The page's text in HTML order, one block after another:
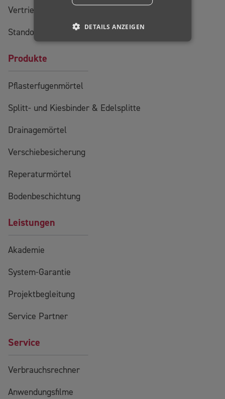
Vertriebsteam
Standorte
Produkte
Pflasterfugenmörtel
Splitt- und Kiesbinder & Edelsplitte
Drainagemörtel
Verschiebesicherung
Reperaturmörtel
Bodenbeschichtung
Leistungen
Akademie
System-Garantie
Projektbegleitung
Service Partner
Service
Verbrauchsrechner
Anwendungsfilme
DETAILS ANZEIGEN